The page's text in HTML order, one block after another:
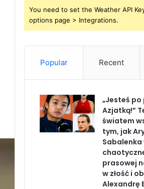
You need to set the Weather API
options page > Integrations.
Popular Recent
„Jesteś po
Azjatką!”
światem
tym, jak
Sabalenka
prasowej
w złość i
Alexandrę